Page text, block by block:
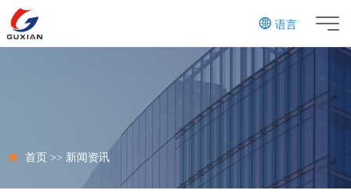
语言
CN
EN
首页 >> 新闻资讯